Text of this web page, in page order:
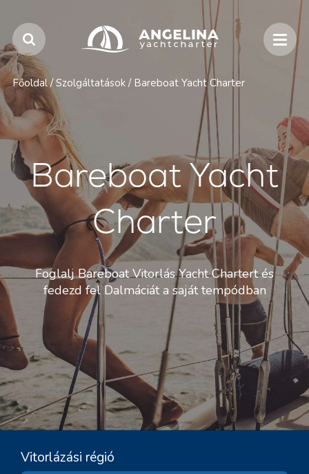
Főoldal / Szolgáltatások / Bareboat Yacht Charter
Bareboat Yacht
Charter
Foglalj Bareboat Vitorlás Yacht Chartert és
fedezd fel Dalmáciát a saját tempódban
Vitorlázási régió